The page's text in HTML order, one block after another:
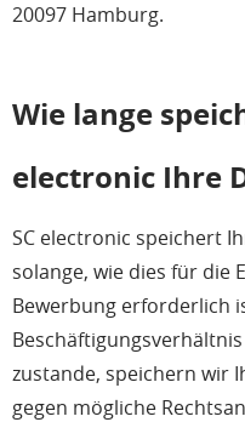
20097 Hamburg.
Wie lange
electronic Ihre
SC electronic speichert
solange, wie dies für die
Bewerbung erforderlich
zustande, speichern wir
gegen mögliche